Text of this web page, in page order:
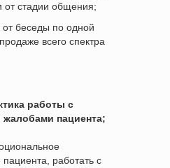
от стадии общения;
от беседы по одной
всего спектра
работы с
пациента;
работать с